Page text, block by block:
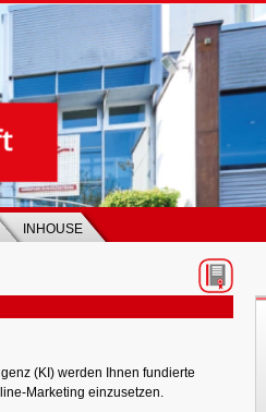
INHOUSE
(KI) werden Ihnen fundierte
Marketing einzusetzen.